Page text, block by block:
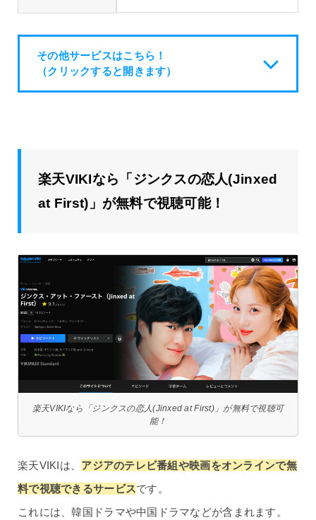
その他サービスはこちら！
（クリックすると開きます）
楽天VIKIなら「ジンクスの恋人(Jinxed
at First)」が無料で視聴可能！
楽天VIKIなら「ジンクスの恋人(Jinxed at First)」が無料で視聴可
能！
楽天VIKIは、 アジアのテレビ番組や映画をオンラインで無
料で視聴できるサービスです。
これには、韓国ドラマや中国ドラマなどが含まれます。